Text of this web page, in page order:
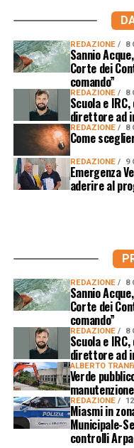
REDAZIONE 8
Sannio
Corte dei
comando”
REDAZIONE 8
Scuola e
direttore ad
REDAZIONE 8
Come
REDAZIONE 9
Emergenza
aderire al
REDAZIONE 8
Sannio
Corte dei
comando”
REDAZIONE 8
Scuola e
direttore ad
ALBERTO
Verde
REDAZIONE
Miasmi in
Municipale-
controlli